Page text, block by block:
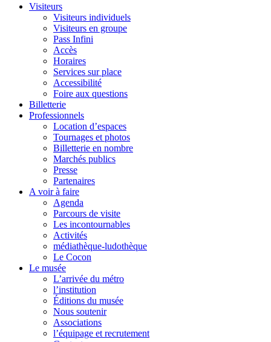
Visiteurs
Visiteurs individuels
Visiteurs en groupe
Pass Infini
Accès
Horaires
Services sur place
Accessibilité
Foire aux questions
Billetterie
Professionnels
Location d’espaces
Tournages et photos
Billetterie en nombre
Marchés publics
Presse
Partenaires
A voir à faire
Agenda
Parcours de visite
Les incontournables
Activités
médiathèque-ludothèque
Le Cocon
Le musée
L’arrivée du métro
l’institution
Éditions du musée
Nous soutenir
Associations
l’équipage et recrutement